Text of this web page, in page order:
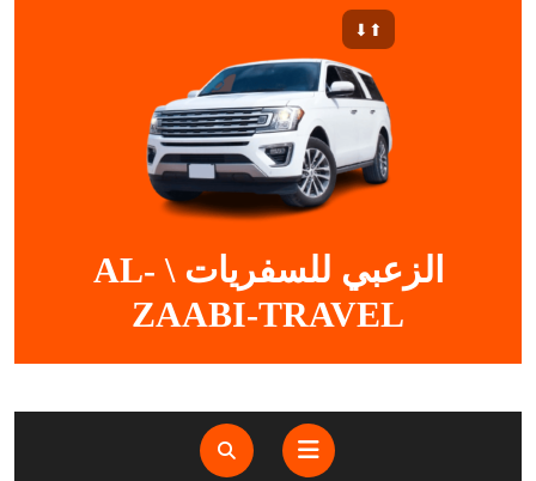
⬆︎⬇︎
الزعبي للسفريات \ AL-
ZAABI-TRAVEL
Open
Button